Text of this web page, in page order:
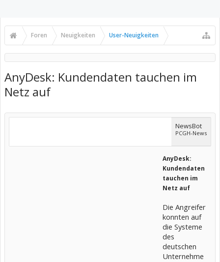
Foren Neuigkeiten User-Neuigkeiten
AnyDesk: Kundendaten tauchen im
Netz auf
NewsBot
PCGH-News
AnyDesk:
Kundendaten
tauchen im
Netz auf
Die Angreifer
konnten auf
die Systeme
des
deutschen
Unternehme